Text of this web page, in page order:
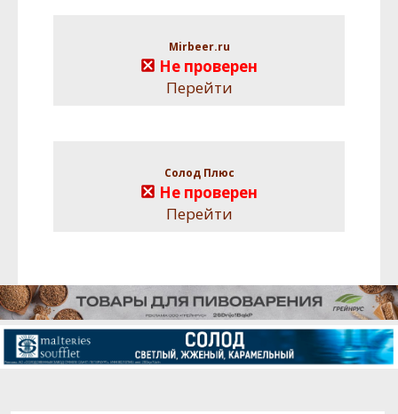
Mirbeer.ru
Не проверен
Перейти
Солод Плюс
Не проверен
Перейти